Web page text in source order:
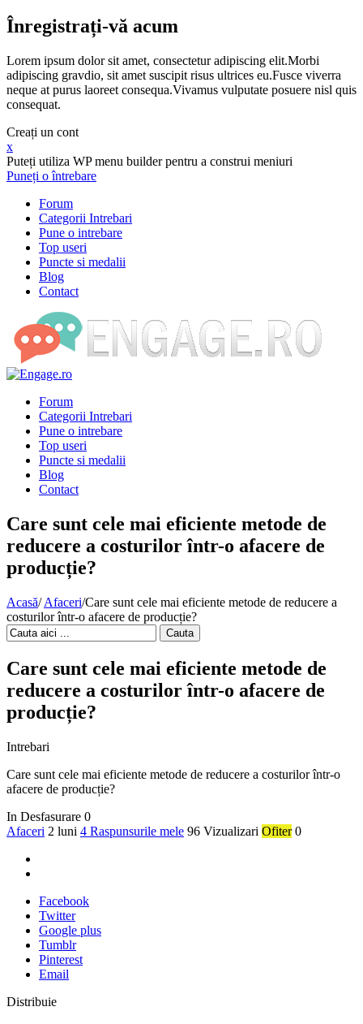
Înregistrați-vă acum
Lorem ipsum dolor sit amet, consectetur adipiscing elit.Morbi
adipiscing gravdio, sit amet suscipit risus ultrices eu.Fusce viverra
neque at purus laoreet consequa.Vivamus vulputate posuere nisl quis
consequat.
Creați un cont
x
Puteți utiliza WP menu builder pentru a construi meniuri
Puneți o întrebare
Forum
Categorii Intrebari
Pune o intrebare
Top useri
Puncte si medalii
Blog
Contact
Forum
Categorii Intrebari
Pune o intrebare
Top useri
Puncte si medalii
Blog
Contact
Care sunt cele mai eficiente metode de
reducere a costurilor într-o afacere de
producție?
Acasă/ Afaceri/Care sunt cele mai eficiente metode de reducere a
costurilor într-o afacere de producție?
Cauta
Care sunt cele mai eficiente metode de
reducere a costurilor într-o afacere de
producție?
Intrebari
Care sunt cele mai eficiente metode de reducere a costurilor într-o
afacere de producție?
In Desfasurare 0
Afaceri 2 luni 4 Raspunsurile mele 96 Vizualizari Ofiter 0
Facebook
Twitter
Google plus
Tumblr
Pinterest
Email
Distribuie